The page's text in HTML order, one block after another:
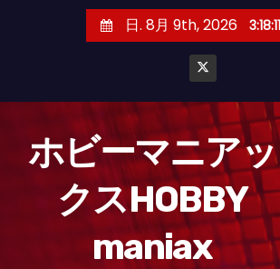
日. 8月 9th, 2026
ホビーマニアッ
クスHOBBY
maniax